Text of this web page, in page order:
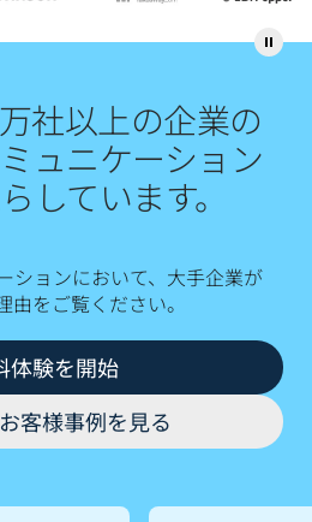
社以上の企業の
ュニケーション
しています。
ションにおいて、大手企業が
をご覧ください。
体験を開始
客様事例を見る